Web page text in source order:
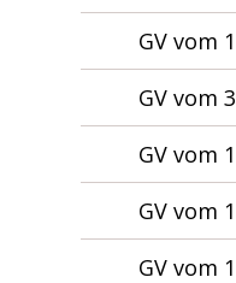
GV vom
GV vom
GV vom
GV vom
GV vom